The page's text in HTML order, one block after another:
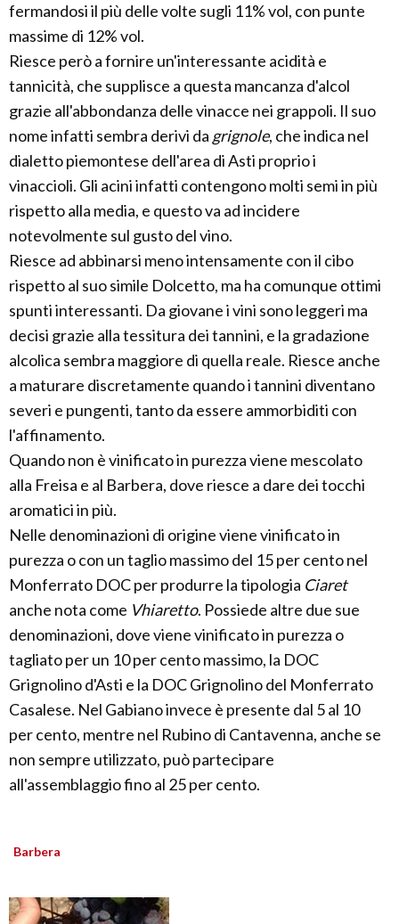
fermandosi il più delle volte sugli 11% vol, con punte
massime di 12% vol.
Riesce però a fornire un'interessante acidità e
tannicità, che supplisce a questa mancanza d'alcol
grazie all'abbondanza delle vinacce nei grappoli. Il suo
nome infatti sembra derivi da grignole, che indica nel
dialetto piemontese dell'area di Asti proprio i
vinaccioli. Gli acini infatti contengono molti semi in più
rispetto alla media, e questo va ad incidere
notevolmente sul gusto del vino.
Riesce ad abbinarsi meno intensamente con il cibo
rispetto al suo simile Dolcetto, ma ha comunque ottimi
spunti interessanti. Da giovane i vini sono leggeri ma
decisi grazie alla tessitura dei tannini, e la gradazione
alcolica sembra maggiore di quella reale. Riesce anche
a maturare discretamente quando i tannini diventano
severi e pungenti, tanto da essere ammorbiditi con
l'affinamento.
Quando non è vinificato in purezza viene mescolato
alla Freisa e al Barbera, dove riesce a dare dei tocchi
aromatici in più.
Nelle denominazioni di origine viene vinificato in
purezza o con un taglio massimo del 15 per cento nel
Monferrato DOC per produrre la tipologia Ciaret
anche nota come Vhiaretto. Possiede altre due sue
denominazioni, dove viene vinificato in purezza o
tagliato per un 10 per cento massimo, la DOC
Grignolino d'Asti e la DOC Grignolino del Monferrato
Casalese. Nel Gabiano invece è presente dal 5 al 10
per cento, mentre nel Rubino di Cantavenna, anche se
non sempre utilizzato, può partecipare
all'assemblaggio fino al 25 per cento.
Barbera